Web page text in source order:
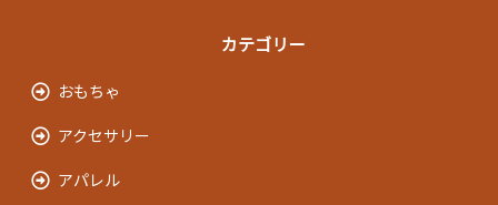
カテゴリー
おもちゃ
アクセサリー
アパレル